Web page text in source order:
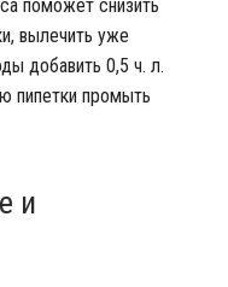
поможет снизить
вылечить уже
добавить 0,5 ч. л.
пипетки промыть
и